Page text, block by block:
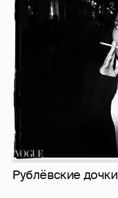
Рублёвские дочки